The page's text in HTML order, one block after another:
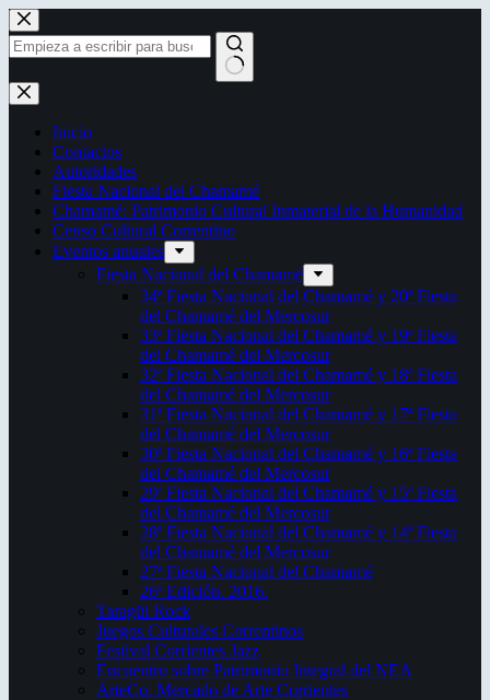
Saltar
al
contenido
Sin
resultados
Inicio
Contactos
Autoridades
Fiesta Nacional del Chamamé
Chamamé: Patrimonio Cultural Inmaterial de la Humanidad
Censo Cultural Correntino
Eventos anuales
Fiesta Nacional del Chamamé
34ª Fiesta Nacional del Chamamé y 20ª Fiesta
del Chamamé del Mercosur
33ª Fiesta Nacional del Chamamé y 19ª Fiesta
del Chamamé del Mercosur
32ª Fiesta Nacional del Chamamé y 18ª Fiesta
del Chamamé del Mercosur
31ª Fiesta Nacional del Chamamé y 17ª Fiesta
del Chamamé del Mercosur
30ª Fiesta Nacional del Chamamé y 16ª Fiesta
del Chamamé del Mercosur
29ª Fiesta Nacional del Chamamé y 15ª Fiesta
del Chamamé del Mercosur
28ª Fiesta Nacional del Chamamé y 14ª Fiesta
del Chamamé del Mercosur
27ª Fiesta Nacional del Chamamé
26ª Edición. 2016.
Taragüi Rock
Juegos Culturales Correntinos
Festival Corrientes Jazz
Encuentro sobre Patrimonio Integral del NEA
ArteCo. Mercado de Arte Corrientes